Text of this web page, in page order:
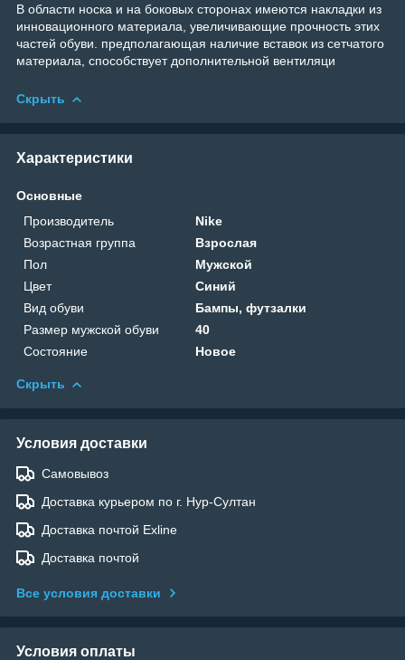
В области носка и на боковых сторонах имеются накладки из
инновационного материала, увеличивающие прочность этих
частей обуви. предполагающая наличие вставок из сетчатого
материала, способствует дополнительной вентиляци
Скрыть
Характеристики
Основные
Производитель
Nike
Возрастная группа
Взрослая
Пол
Мужской
Цвет
Синий
Вид обуви
Бампы, футзалки
Размер мужской обуви
40
Состояние
Новое
Скрыть
Условия доставки
Самовывоз
Доставка курьером по г. Нур-Султан
Доставка почтой Exline
Доставка почтой
Все условия доставки
Условия оплаты